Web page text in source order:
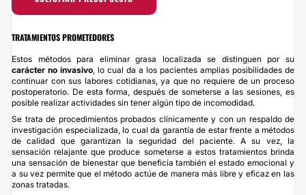
TRATAMIENTOS PROMETEDORES
Estos métodos para eliminar grasa localizada se distinguen por su
carácter no invasivo, lo cual da a los pacientes amplias posibilidades de
continuar con sus labores cotidianas, ya que no requiere de un proceso
postoperatorio. De esta forma, después de someterse a las sesiones, es
posible realizar actividades sin tener algún tipo de incomodidad.
Se trata de procedimientos probados clínicamente y con un respaldo de
investigación especializada, lo cual da garantía de estar frente a métodos
de calidad que garantizan la seguridad del paciente. A su vez, la
sensación relajante que produce someterse a estos tratamientos brinda
una sensación de bienestar que beneficia también el estado emocional y
a su vez permite que el método actúe de manera más libre y eficaz en las
zonas tratadas.